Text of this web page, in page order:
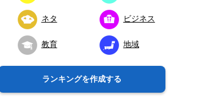
ネタ ビジネス
教育 地域
ランキングを作成する